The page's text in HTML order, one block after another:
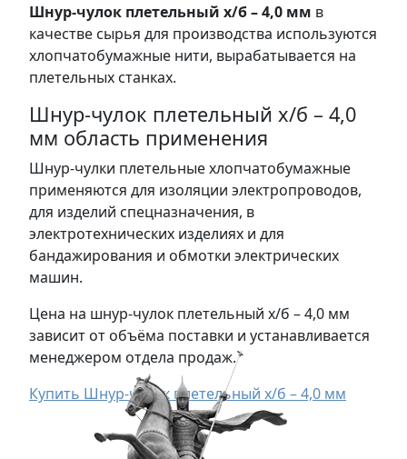
Шнур-чулок плетельный х/б – 4,0 мм в
качестве сырья для производства используются
хлопчатобумажные нити, вырабатывается на
плетельных станках.
Шнур-чулок плетельный х/б – 4,0
мм область применения
Шнур-чулки плетельные хлопчатобумажные
применяются для изоляции электропроводов,
для изделий спецназначения, в
электротехнических изделиях и для
бандажирования и обмотки электрических
машин.
Цена на шнур-чулок плетельный х/б – 4,0 мм
зависит от объёма поставки и устанавливается
менеджером отдела продаж.
Купить Шнур-чулок плетельный х/б – 4,0 мм